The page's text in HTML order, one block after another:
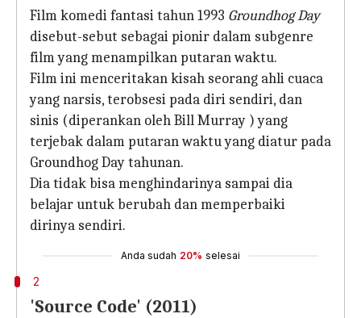
Film komedi fantasi tahun 1993 Groundhog Day
disebut-sebut sebagai pionir dalam subgenre
film yang menampilkan putaran waktu.
Film ini menceritakan kisah seorang ahli cuaca
yang narsis, terobsesi pada diri sendiri, dan
sinis (diperankan oleh Bill Murray ) yang
terjebak dalam putaran waktu yang diatur pada
Groundhog Day tahunan.
Dia tidak bisa menghindarinya sampai dia
belajar untuk berubah dan memperbaiki
dirinya sendiri.
Anda sudah 20% selesai
2
'Source Code' (2011)